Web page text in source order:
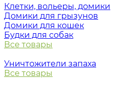
Клетки, вольеры, домики
Домики для грызунов
Домики для кошек
Будки для собак
Все товары
Уничтожители запаха
Все товары